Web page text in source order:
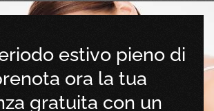
estivo pieno di
ora la tua
gratuita con un